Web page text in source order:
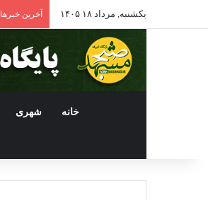
یکشنبه, مرداد ۱۸ ۱۴۰۵ آخرین خبرها
خانه شهری